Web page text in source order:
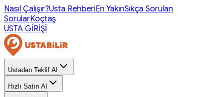
Nasıl Çalışır?Usta RehberiEn YakınSıkça Sorulan
SorularKoçtaş
USTA GİRİŞİ
Ustadan Teklif Al
Hızlı Satın Al